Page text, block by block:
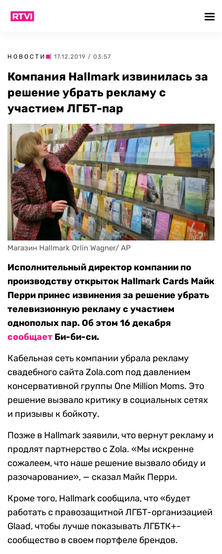
НОВОСТИ | 17.12.2019 / 03:57
Компания Hallmark извинилась за
решение убрать рекламу с
участием ЛГБТ-пар
Магазин Hallmark Orlin Wagner/ AP
Исполнительный директор компании по
производству открыток Hallmark Cards Майк
Перри принес извинения за решение убрать
телевизионную рекламу с участием
однополых пар. Об этом 16 декабря
сообщает Би-би-си.
Кабельная сеть компании убрала рекламу
свадебного сайта Zola.com под давлением
консервативной группы One Million Moms. Это
решение вызвало критику в социальных сетях
и призывы к бойкоту.
Позже в Hallmark заявили, что вернут рекламу и
продлят партнерство с Zola. «Мы искренне
сожалеем, что наше решение вызвало обиду и
разочарование», — сказал Майк Перри.
Кроме того, Hallmark сообщила, что «будет
работать с правозащитной ЛГБТ-организацией
Glaad, чтобы лучше показывать ЛГБТК+-
сообщество в своем портфеле брендов.